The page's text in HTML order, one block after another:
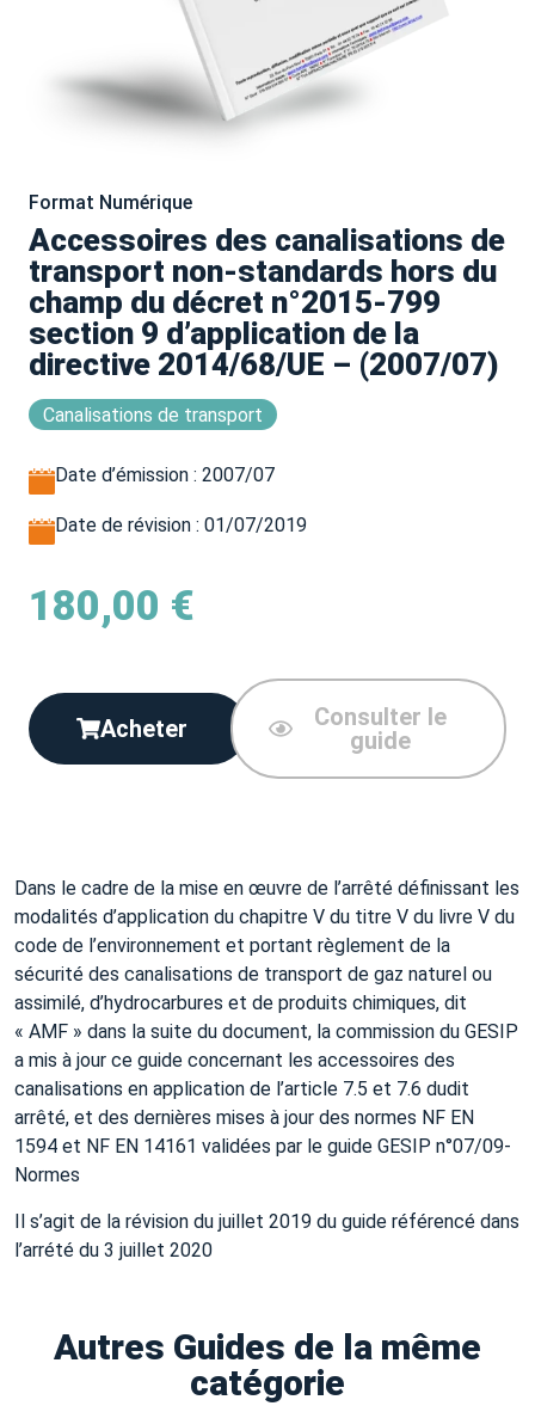
Format Numérique
Accessoires des canalisations de
transport non-standards hors du
champ du décret n°2015-799
section 9 d’application de la
directive 2014/68/UE – (2007/07)
Canalisations de transport
Date d’émission : 2007/07
Date de révision : 01/07/2019
180,00 €
Acheter
Consulter le
guide
Dans le cadre de la mise en œuvre de l’arrêté définissant les
modalités d’application du chapitre V du titre V du livre V du
code de l’environnement et portant règlement de la
sécurité des canalisations de transport de gaz naturel ou
assimilé, d’hydrocarbures et de produits chimiques, dit
« AMF » dans la suite du document, la commission du GESIP
a mis à jour ce guide concernant les accessoires des
canalisations en application de l’article 7.5 et 7.6 dudit
arrêté, et des dernières mises à jour des normes NF EN
1594 et NF EN 14161 validées par le guide GESIP n°07/09-
Normes
Il s’agit de la révision du juillet 2019 du guide référencé dans
l’arrété du 3 juillet 2020
Autres Guides de la même
catégorie